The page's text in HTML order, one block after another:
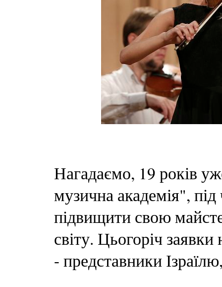
Нагадаємо, 19 років
музична академія",
підвищити свою
світу. Цьогоріч
- представники